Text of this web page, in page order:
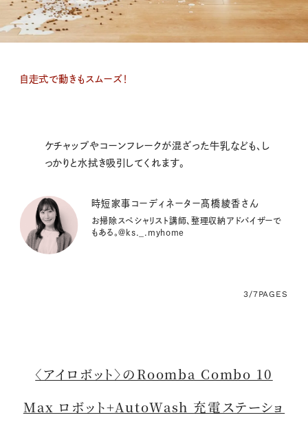
自走式で動きもスムーズ！
ケチャップやコーンフレークが混ざった牛乳なども、し
っかりと水拭き吸引してくれます。
時短家事コーディネーター髙橋綾香さん
お掃除スペシャリスト講師、整理収納アドバイザーで
もある。@ks._.myhome
3/7PAGES
〈アイロボット〉のRoomba Combo 10
Max ロボット+AutoWash 充電ステーショ